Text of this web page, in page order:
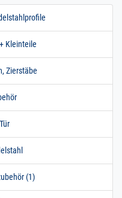
Kleinteile
Zierstäbe
(1)